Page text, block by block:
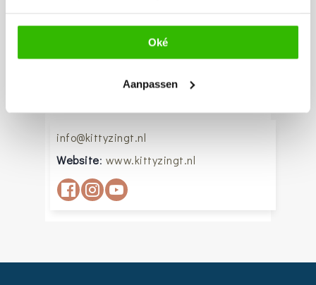
Oké
Aanpassen
info@kittyzingt.nl
Website: www.kittyzingt.nl